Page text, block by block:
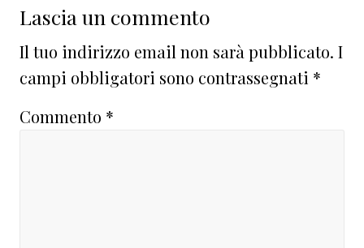
Interazioni
del
lettore
Lascia un commento
Il tuo indirizzo email non sarà pubblicato. I
campi obbligatori sono contrassegnati *
Commento *